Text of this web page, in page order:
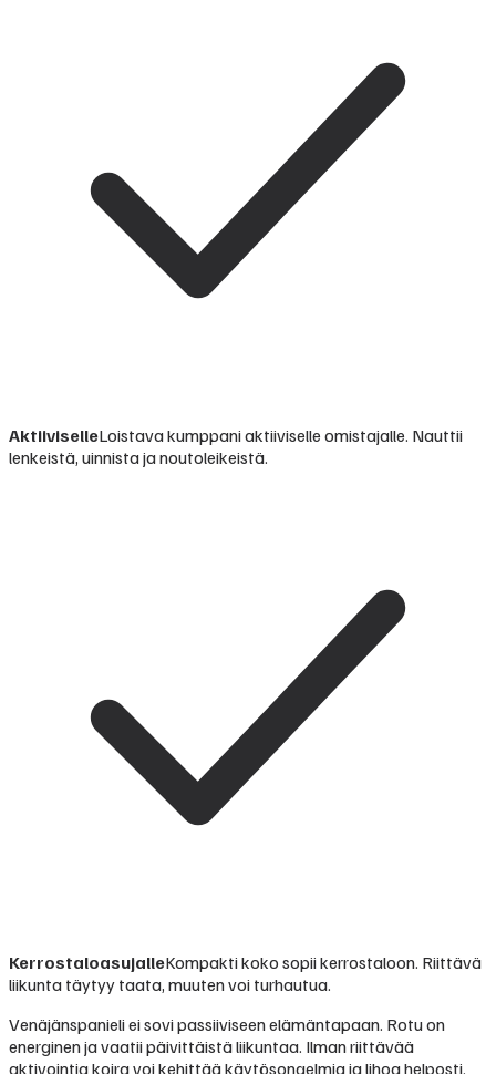
AktiiviselleLoistava kumppani aktiiviselle omistajalle. Nauttii
lenkeistä, uinnista ja noutoleikeistä.
KerrostaloasujalleKompakti koko sopii kerrostaloon. Riittävä
liikunta täytyy taata, muuten voi turhautua.
Venäjänspanieli ei sovi passiiviseen elämäntapaan. Rotu on
energinen ja vaatii päivittäistä liikuntaa. Ilman riittävää
aktivointia koira voi kehittää käytösongelmia ja lihoa helposti.